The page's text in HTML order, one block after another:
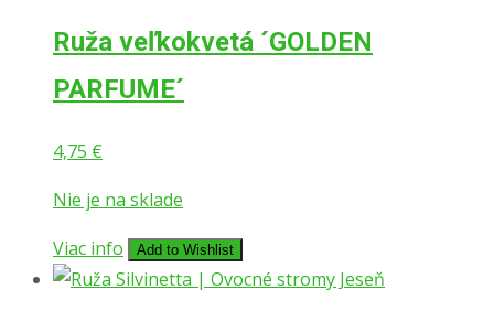
Ruža veľkokvetá ´GOLDEN
PARFUME´
4,75 €
Nie je na sklade
Viac info
Add to Wishlist